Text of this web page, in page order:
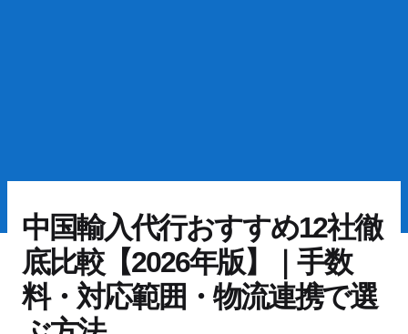
中国輸入代行おすすめ12社徹
底比較【2026年版】｜手数
料・対応範囲・物流連携で選